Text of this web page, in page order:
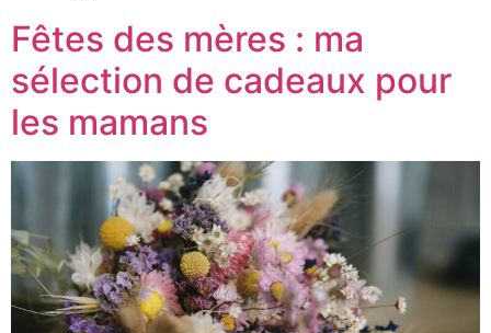
Fêtes des mères : ma
sélection de cadeaux pour
les mamans